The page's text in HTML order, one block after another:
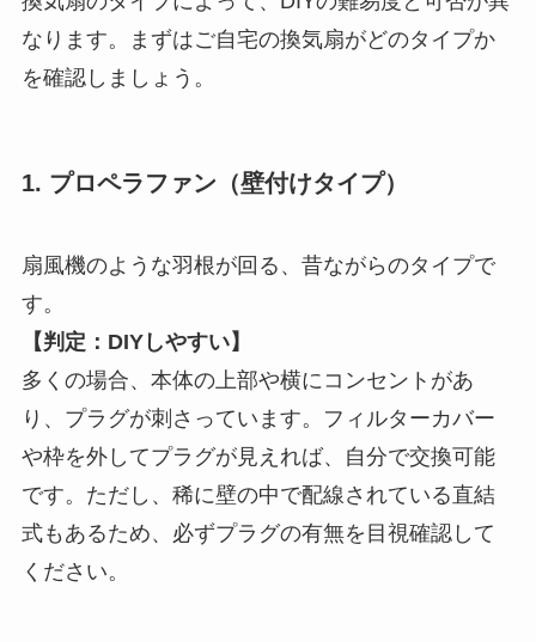
なります。まずはご自宅の換気扇がどのタイプか
を確認しましょう。
1. プロペラファン（壁付けタイプ）
扇風機のような羽根が回る、昔ながらのタイプで
す。
【判定：DIYしやすい】
多くの場合、本体の上部や横にコンセントがあ
り、プラグが刺さっています。フィルターカバー
や枠を外してプラグが見えれば、自分で交換可能
です。ただし、稀に壁の中で配線されている直結
式もあるため、必ずプラグの有無を目視確認して
ください。